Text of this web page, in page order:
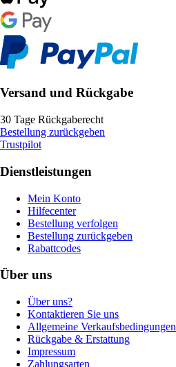
Versand und Rückgabe
30 Tage Rückgaberecht
Bestellung zurückgeben
Trustpilot
Dienstleistungen
Mein Konto
Hilfecenter
Bestellung verfolgen
Bestellung zurückgeben
Rabattcodes
Über uns
Über uns?
Kontaktieren Sie uns
Allgemeine Verkaufsbedingungen
Rückgabe & Erstattung
Impressum
Zahlungsarten